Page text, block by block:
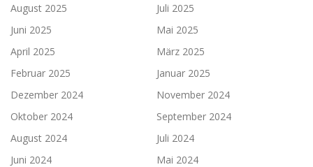
August 2025
Juli 2025
Juni 2025
Mai 2025
April 2025
März 2025
Februar 2025
Januar 2025
Dezember 2024
November 2024
Oktober 2024
September 2024
August 2024
Juli 2024
Juni 2024
Mai 2024